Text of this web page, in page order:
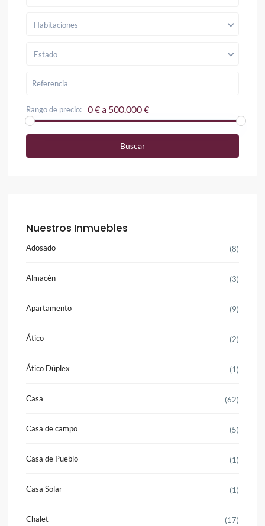
Habitaciones
Estado
Rango de precio: 0 € a 500.000 €
Buscar
Nuestros Inmuebles
Adosado (8)
Almacén (3)
Apartamento (9)
Ático (2)
Ático Dúplex (1)
Casa (62)
Casa de campo (5)
Casa de Pueblo (1)
Casa Solar (1)
Chalet (17)